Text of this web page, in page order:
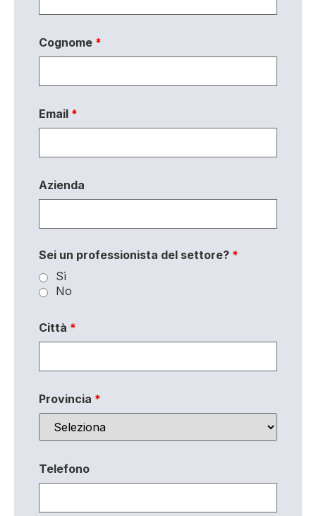
Cognome *
Email *
Azienda
Sei un professionista del settore? *
Sì
No
Città *
Provincia *
Telefono